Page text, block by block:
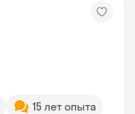
15 лет опыта